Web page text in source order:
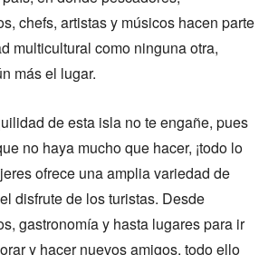
chefs, artistas y músicos hacen parte
multicultural como ninguna otra,
más el lugar.
de esta isla no te engañe, pues
no haya mucho que hacer, ¡todo lo
ofrece una amplia variedad de
disfrute de los turistas. Desde
gastronomía y hasta lugares para ir
y hacer nuevos amigos, todo ello